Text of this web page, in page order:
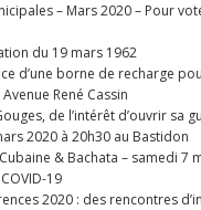
– Mars 2020 – Pour
du 19 mars 1962
d’une borne de recharge
René Cassin
de l’intérêt d’ouvrir sa
2020 à 20h30 au Bastidon
& Bachata – samedi 7
19
2020 : des rencontres